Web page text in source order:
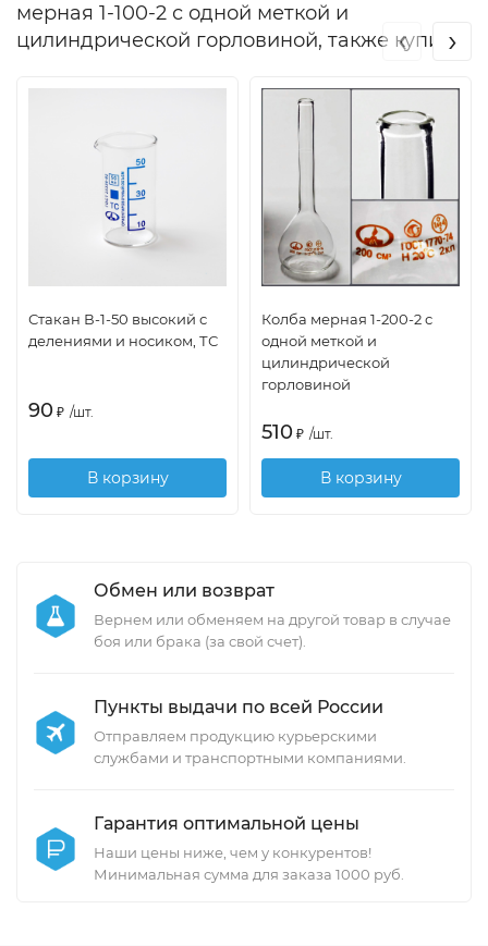
мерная 1-100-2 с одной меткой и
цилиндрической горловиной, также купили
Стакан В-1-50 высокий с
делениями и носиком, ТС
90 ₽ /шт.
В корзину
Колба мерная 1-200-2 с
одной меткой и
цилиндрической
горловиной
510 ₽ /шт.
В корзину
‹ ›
Обмен или возврат
Вернем или обменяем на другой товар в случае
боя или брака (за свой счет).
Пункты выдачи по всей России
Отправляем продукцию курьерскими
службами и транспортными компаниями.
Гарантия оптимальной цены
Наши цены ниже, чем у конкурентов!
Минимальная сумма для заказа 1000 руб.